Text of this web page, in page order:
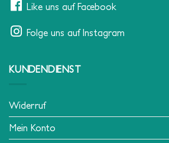
Like uns auf Facebook
Folge uns auf Instagram
KUNDENDIENST
Widerruf
Mein Konto